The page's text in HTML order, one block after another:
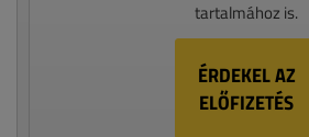
tartalmához is.
ÉRDEKEL AZ
ELŐFIZETÉS